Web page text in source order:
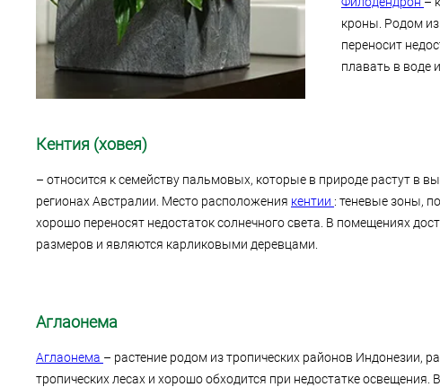
кроны. Родом из
переносит
плавать в воде
Кентия (ховея)
– относится к семейству пальмовых, которые в природе растут в
регионах Австралии. Место расположения кентии : теневые зоны,
хорошо переносят недостаток солнечного света. В помещениях
размеров и являются карликовыми деревцами.
Аглаонема
Аглаонема – растение родом из тропических районов Индонезии,
тропических лесах и хорошо обходится при недостатке освещения.